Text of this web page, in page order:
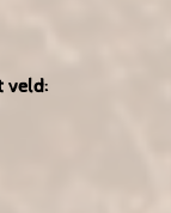
veld: